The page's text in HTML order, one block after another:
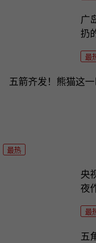
广
扔
最
五箭齐发！熊猫这
最热
央
夜
最
五